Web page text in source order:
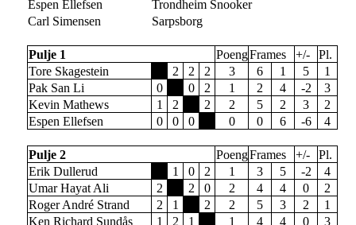
Espen Ellefsen
Trondheim Snooker
Carl Simensen
Sarpsborg
Pulje 1 PoengFrames +/-
Pl.
Tore Skagestein
2 2 2 3 6 1 5
1
Pak San Li
0 0 2 1 2 4 -2
3
Kevin Mathews
1 2 2 2 5 2 3
2
Espen Ellefsen
0 0 0 0 0 6 -6 4
Pulje 2 PoengFrames +/-
Pl.
Erik Dullerud
1 0 2 1 3 5 -2
4
Umar Hayat Ali
2 2 0 2 4 4 0
2
Roger André Strand
2 1 2 2 5 3 2
1
Ken Richard Sundås
1 2 1 1 4 4 0 3